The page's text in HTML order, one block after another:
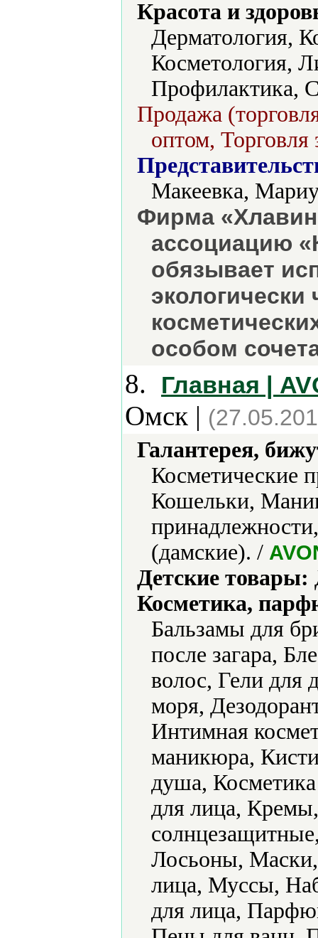
Красота и
Дерматология,
Косметология,
Профилактика,
Продажа
оптом, Торговля
Макеевка,
Фирма
ассоциацию
обязывает
особом
8. Главная |
Омск |
Галантерея,
Косметические
Кошельки,
(дамские). /
Детские товары:
Косметика,
Бальзамы для
после загара,
волос, Гели для
моря,
Интимная
маникюра,
душа,
для лица,
Лосьоны,
лица, Муссы,
для лица,